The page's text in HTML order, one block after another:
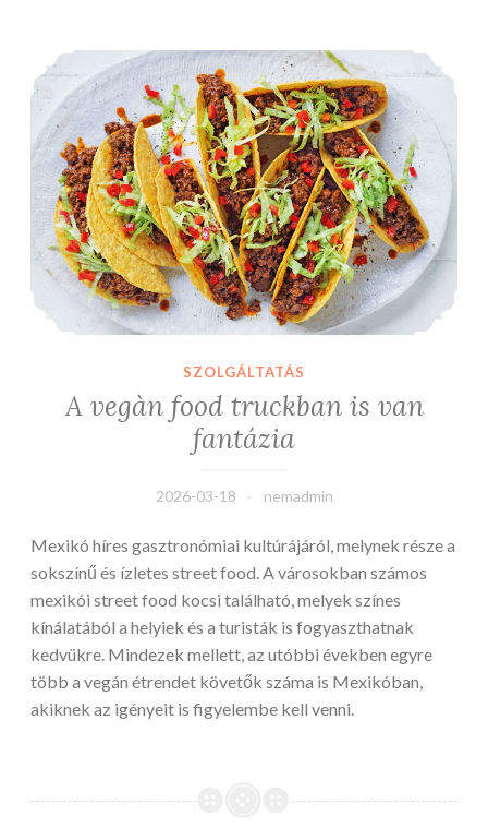
rendezvényre
A vegàn food truckban is van fantázia
SZOLGÁLTATÁS
A vegàn food truckban is van
fantázia
2026-03-18 nemadmin
Mexikó híres gasztronómiai kultúrájáról, melynek része a
sokszínű és ízletes street food. A városokban számos
mexikói street food kocsi található, melyek színes
kínálatából a helyiek és a turisták is fogyaszthatnak
kedvükre. Mindezek mellett, az utóbbi években egyre
több a vegán étrendet követők száma is Mexikóban,
akiknek az igényeit is figyelembe kell venni.